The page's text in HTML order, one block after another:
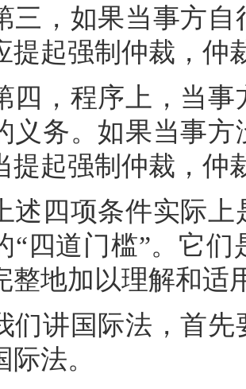
如果当事方自
提起强制仲裁，仲
程序上，当事
义务。如果当事
提起强制仲裁，仲
项条件实际上
“四道门槛”。它
整地加以理解和适
国际法，首先
法。